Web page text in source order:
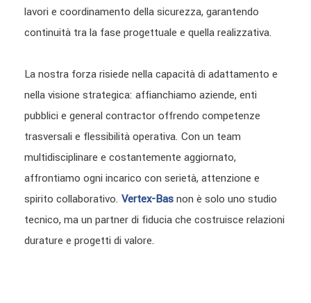
lavori e coordinamento della sicurezza, garantendo
continuità tra la fase progettuale e quella realizzativa.
La nostra forza risiede nella capacità di adattamento e
nella visione strategica: affianchiamo aziende, enti
pubblici e general contractor offrendo competenze
trasversali e flessibilità operativa. Con un team
multidisciplinare e costantemente aggiornato,
affrontiamo ogni incarico con serietà, attenzione e
spirito collaborativo. Vertex-Basnon è solo uno studio
tecnico, ma un partner di fiducia che costruisce relazioni
durature e progetti di valore.